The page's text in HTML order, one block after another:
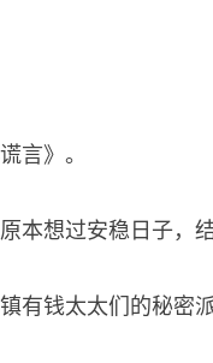
言》。
本想过安稳日子，
有钱太太们的秘密派